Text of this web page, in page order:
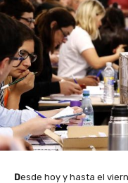
Desde hoy y hasta el